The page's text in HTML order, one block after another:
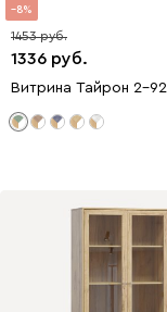
8
1336
1453
Витрина Тайрон 2-